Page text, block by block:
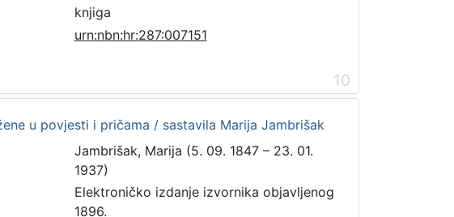
knjiga
urn:nbn:hr:287:007151
10
u povjesti i pričama / sastavila Marija Jambrišak
Jambrišak, Marija (5. 09. 1847 – 23. 01.
1937)
Elektroničko izdanje izvornika objavljenog
1896.